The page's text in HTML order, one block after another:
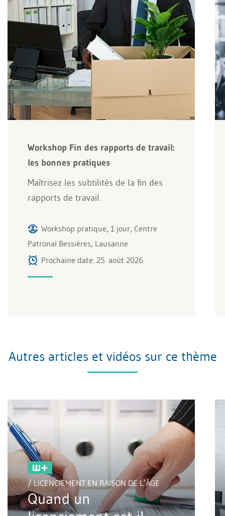
Workshop Fin des rapports de travail:
les bonnes pratiques
Maîtrisez les subtilités de la fin des
rapports de travail.
Workshop pratique, 1 jour, Centre
Patronal Bessières, Lausanne
Prochaine date: 25. août 2026
Autres articles et vidéos sur ce thème
/ LICENCIEMENT EN RAISON DE L’ÂGE
Quand un